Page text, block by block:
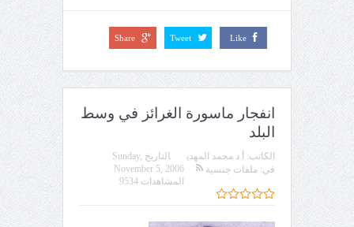
Like
Tweet
Share
انفجار ماسورة الغرائز في وسط
البلد
الكاتب: أ.د محمد المهدي التاريخ Sunday,
November 5, 2006
في: ملفات جنسية
المشاهدات 9534